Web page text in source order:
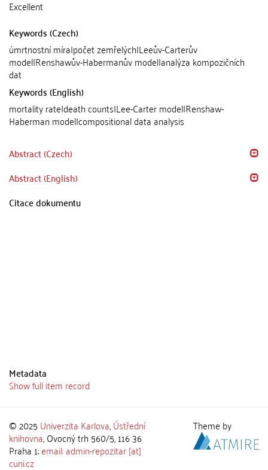
Excellent
Keywords (Czech)
úmrtnostní míra|počet zemřelých|Leeův-Carterův
model|Renshawův-Habermanův model|analýza kompozičních
dat
Keywords (English)
mortality rate|death counts|Lee-Carter model|Renshaw-
Haberman model|compositional data analysis
Abstract (Czech)
Abstract (English)
Citace dokumentu
Metadata
Show full item record
© 2025 Univerzita Karlova,Ústřední
knihovna, Ovocný trh 560/5, 116 36
Praha 1;email: admin-repozitar [at]
cuni.cz
Theme by